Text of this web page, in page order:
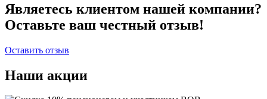
Являетесь клиентом нашей компании?
Оставьте ваш честный отзыв!
Оставить отзыв
Наши акции